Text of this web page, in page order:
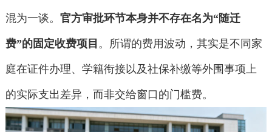
混为一谈。 官方审批环节本身并不存在名为“随迁
费”的固定收费项目 。所谓的费用波动，其实是不同家
庭在证件办理、学籍衔接以及社保补缴等外围事项上
的实际支出差异，而非交给窗口的门槛费。